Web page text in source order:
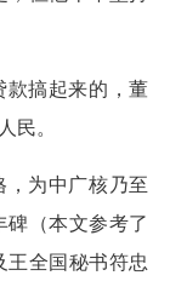
款搞起来的，董
民。
，为中广核乃至
碑（本文参考了
王全国秘书符忠